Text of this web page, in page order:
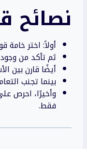
نصائح
أولاً: اختر خامة
ثم تأكد من
أيضًا قارن بين
بينما تجنب
وأخيرًا، احرص
فقط.